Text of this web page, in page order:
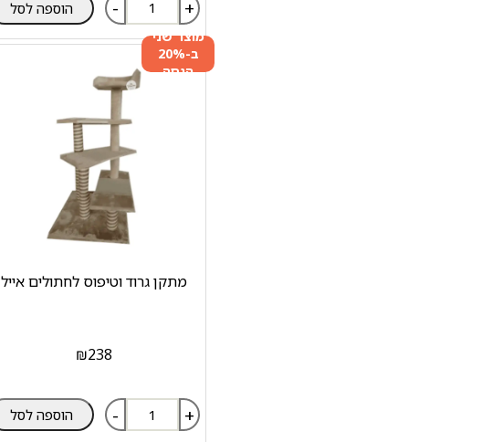
- + הוספה לסל
מוצר שני
ב-20%
הנחה
מתקן גרוד וטיפוס לחתולים אייל
₪238
- + הוספה לסל